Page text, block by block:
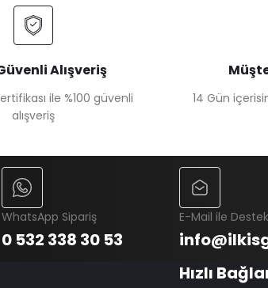
Alışveriş
ile %100 güvenli
alışveriş
14 Gün
WhatsApp Sipariş
0 532 338 30 53
E-Mail ile Destek
Hızlı